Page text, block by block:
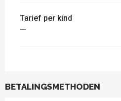
Tarief per kind
—
BETALINGSMETHODEN